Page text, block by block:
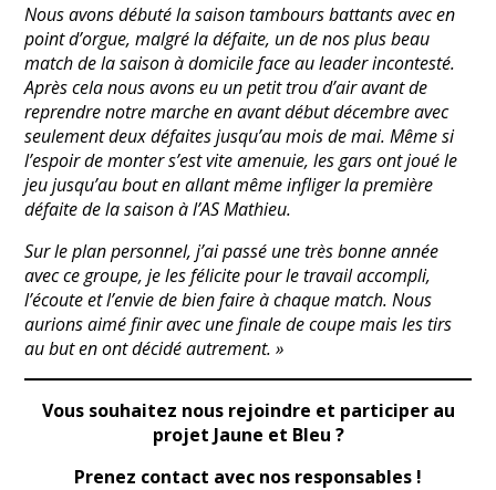
Nous avons débuté la saison tambours battants avec en
point d’orgue, malgré la défaite, un de nos plus beau
match de la saison à domicile face au leader incontesté.
Après cela nous avons eu un petit trou d’air avant de
reprendre notre marche en avant début décembre avec
seulement deux défaites jusqu’au mois de mai. Même si
l’espoir de monter s’est vite amenuie, les gars ont joué le
jeu jusqu’au bout en allant même infliger la première
défaite de la saison à l’AS Mathieu.
Sur le plan personnel, j’ai passé une très bonne année
avec ce groupe, je les félicite pour le travail accompli,
l’écoute et l’envie de bien faire à chaque match. Nous
aurions aimé finir avec une finale de coupe mais les tirs
au but en ont décidé autrement. »
Vous souhaitez nous rejoindre et participer au
projet Jaune et Bleu ?
Prenez contact avec nos responsables !